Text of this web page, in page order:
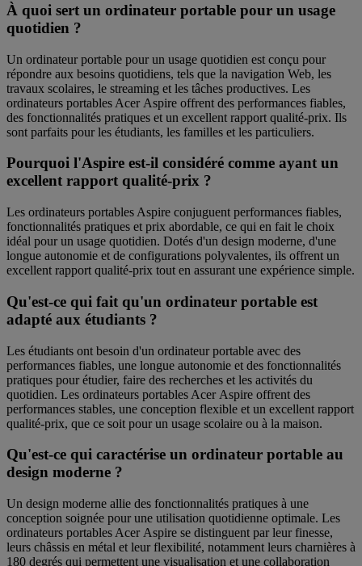
À quoi sert un ordinateur portable pour un usage
quotidien ?
Un ordinateur portable pour un usage quotidien est conçu pour
répondre aux besoins quotidiens, tels que la navigation Web, les
travaux scolaires, le streaming et les tâches productives. Les
ordinateurs portables Acer Aspire offrent des performances fiables,
des fonctionnalités pratiques et un excellent rapport qualité-prix. Ils
sont parfaits pour les étudiants, les familles et les particuliers.
Pourquoi l'Aspire est-il considéré comme ayant un
excellent rapport qualité-prix ?
Les ordinateurs portables Aspire conjuguent performances fiables,
fonctionnalités pratiques et prix abordable, ce qui en fait le choix
idéal pour un usage quotidien. Dotés d'un design moderne, d'une
longue autonomie et de configurations polyvalentes, ils offrent un
excellent rapport qualité-prix tout en assurant une expérience simple.
Qu'est-ce qui fait qu'un ordinateur portable est
adapté aux étudiants ?
Les étudiants ont besoin d'un ordinateur portable avec des
performances fiables, une longue autonomie et des fonctionnalités
pratiques pour étudier, faire des recherches et les activités du
quotidien. Les ordinateurs portables Acer Aspire offrent des
performances stables, une conception flexible et un excellent rapport
qualité-prix, que ce soit pour un usage scolaire ou à la maison.
Qu'est-ce qui caractérise un ordinateur portable au
design moderne ?
Un design moderne allie des fonctionnalités pratiques à une
conception soignée pour une utilisation quotidienne optimale. Les
ordinateurs portables Acer Aspire se distinguent par leur finesse,
leurs châssis en métal et leur flexibilité, notamment leurs charnières à
180 degrés qui permettent une visualisation et une collaboration